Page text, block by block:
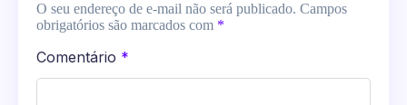
O seu endereço de e-mail não será publicado. Campos
obrigatórios são marcados com *
Comentário *